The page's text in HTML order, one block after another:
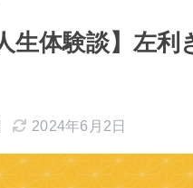
生体験談】左
2024年6月2日